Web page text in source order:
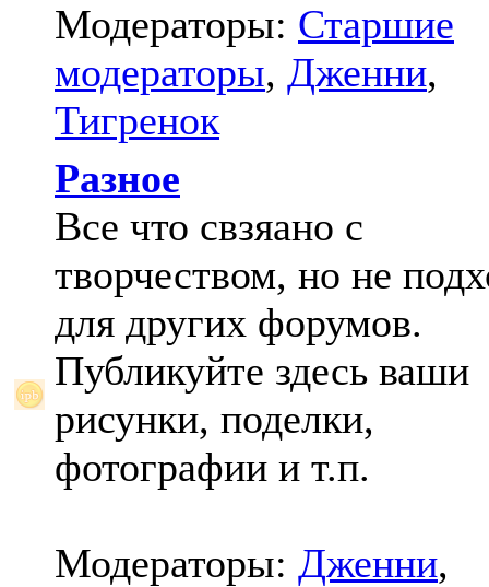
Модераторы: Старшие
модераторы, Дженни,
Тигренок
Разное
Все что свзяано с
творчеством, но не
для других форумов.
Публикуйте здесь ваши
рисунки, поделки,
фотографии и т.п.
Модераторы: Дженни,